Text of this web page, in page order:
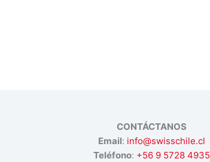
CONTÁCTANOS
Email: info@swisschile.cl
Teléfono: +56 9 5728 4935